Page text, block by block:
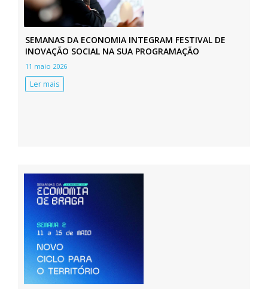
SEMANAS DA ECONOMIA INTEGRAM FESTIVAL DE
INOVAÇÃO SOCIAL NA SUA PROGRAMAÇÃO
11 maio 2026
Ler mais